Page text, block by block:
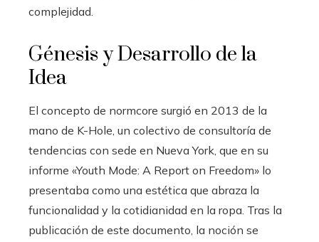
complejidad.
Génesis y Desarrollo de la
Idea
El concepto de normcore surgió en 2013 de la
mano de K-Hole, un colectivo de consultoría de
tendencias con sede en Nueva York, que en su
informe «Youth Mode: A Report on Freedom» lo
presentaba como una estética que abraza la
funcionalidad y la cotidianidad en la ropa. Tras la
publicación de este documento, la noción se